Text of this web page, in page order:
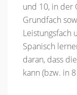
und 10, in der
Grundfach
Leistungsfach
Spanisch
daran, dass
kann (bzw. in